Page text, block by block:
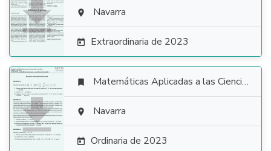
  Navarra
 Extraordinaria de 2023

 Matemáticas Aplicadas a las Ciencias Sociales
 Navarra
 Ordinaria de 2023